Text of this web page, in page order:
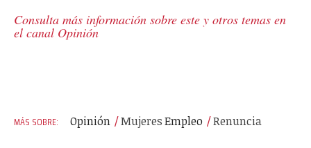
Consulta más información sobre este y otros temas en
el canal Opinión
Opinión MujeresEmpleo Renuncia